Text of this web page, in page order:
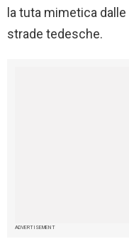
la tuta mimetica dalle
strade tedesche.
ADVERTISEMENT